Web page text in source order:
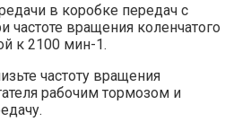
в коробке передач с
вращения коленчатого
к 2100 мин-1.
частоту вращения
рабочим тормозом и